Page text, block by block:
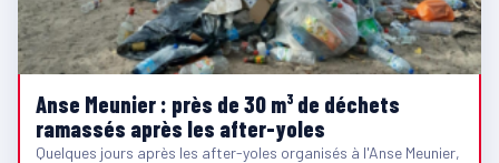
Anse Meunier : près de 30 m³ de déchets
ramassés après les after-yoles
Quelques jours après les after-yoles organisés à l'Anse Meunier,